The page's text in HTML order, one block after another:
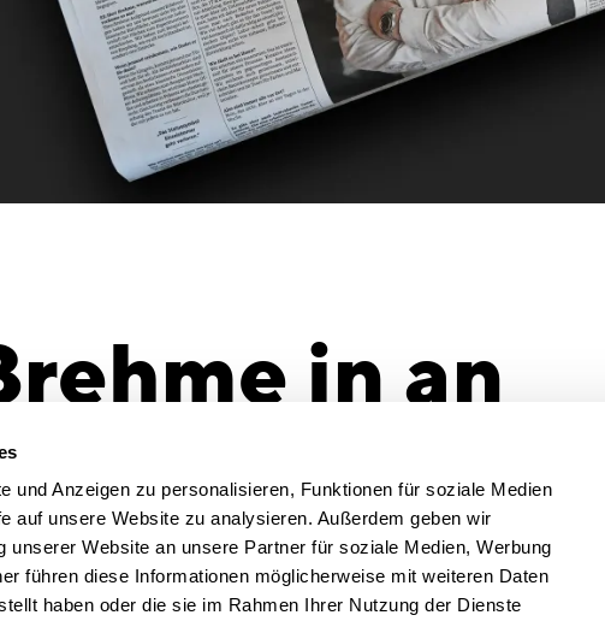
und Anzeigen zu personalisieren, Funktionen für soziale Medien
auf unsere Website zu analysieren. Außerdem geben wir
unserer Website an unsere Partner für soziale Medien, Werbung
führen diese Informationen möglicherweise mit weiteren Daten
haben oder die sie im Rahmen Ihrer Nutzung der Dienste
in an
with
Zeitung